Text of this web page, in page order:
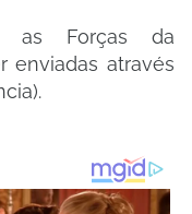
as Forças da
enviadas através